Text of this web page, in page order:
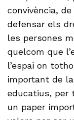
convivència,
defensar els
les persones
quelcom que
l’espai on
important de
educatius, per
un paper